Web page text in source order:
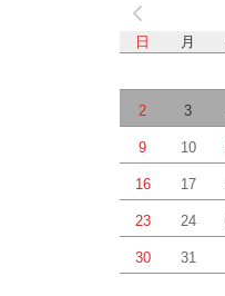
日 月
2 3
9 10
16 17
23 24
30 31